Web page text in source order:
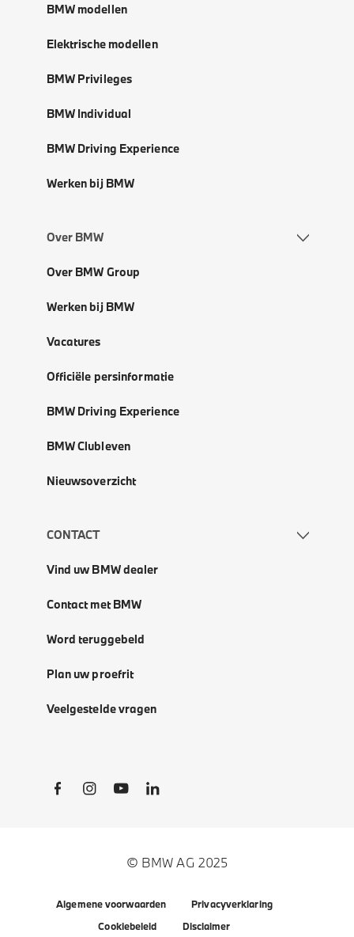
BMW modellen
Elektrische modellen
BMW Privileges
BMW Individual
BMW Driving Experience
Werken bij BMW
Over BMW
Over BMW Group
Werken bij BMW
Vacatures
Officiële persinformatie
BMW Driving Experience
BMW Clubleven
Nieuwsoverzicht
CONTACT
Vind uw BMW dealer
Contact met BMW
Word teruggebeld
Plan uw proefrit
Veelgestelde vragen
Social Links
© BMW AG 2025
Algemene voorwaarden
Privacyverklaring
Cookiebeleid
Disclaimer